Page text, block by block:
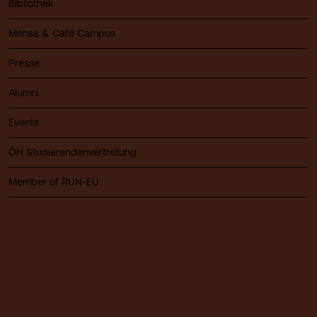
Bibliothek
Mensa & Café Campus
Presse
Alumni
Events
ÖH Studierendenvertretung
Member of RUN-EU